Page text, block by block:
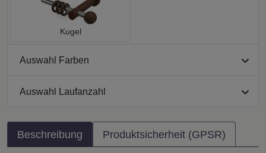
Kugel
Auswahl Farben
Auswahl Laufanzahl
Beschreibung Produktsicherheit (GPSR)